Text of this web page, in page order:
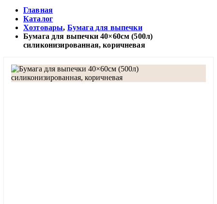
Главная
Каталог
Хозтовары, Бумага для выпечки
Бумага для выпечки 40×60см (500л)
силиконизированная, коричневая